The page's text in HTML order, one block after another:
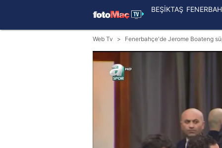
BEŞİKTAŞ
Web Tv Fenerbahçe'de Jerome Boateng